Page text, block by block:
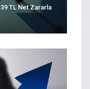
39 TL Net Zararla